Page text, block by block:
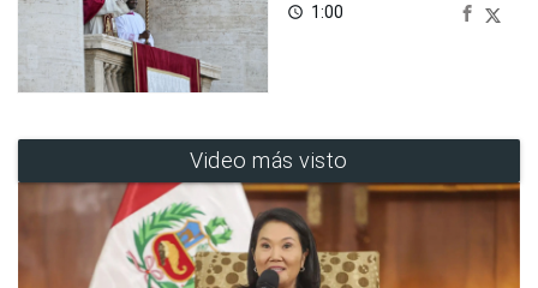
access_time 1:00
Video más visto